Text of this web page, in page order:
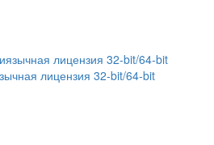
лицензия 32-bit/64-bit